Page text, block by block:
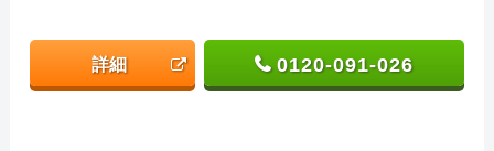
詳細 0120-091-026